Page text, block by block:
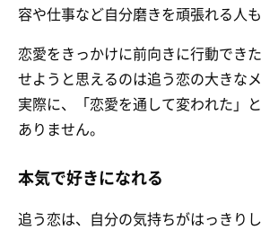
容や仕事など自分磨きを頑張れる人も
恋愛をきっかけに前向きに行動でき
せようと思えるのは追う恋の大きなメ
実際に、「恋愛を通して変われた」
ありません。
本気で好きになれる
追う恋は、自分の気持ちがはっきり